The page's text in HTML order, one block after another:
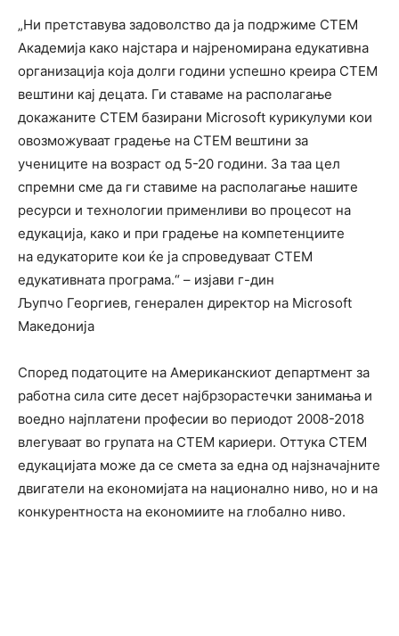
„Ни претставува задоволство да ја подржиме СТЕМ
Академија како најстара и најреномирана едукативна
организација која долги години успешно креира СТЕМ
вештини кај децата. Ги ставаме на располагање
докажаните СТЕМ базирани Microsoft курикулуми кои
овозможуваат градење на СТЕМ вештини за
учениците на возраст од 5-20 години. За таа цел
спремни сме да ги ставиме на располагање нашите
ресурси и технологии применливи во процесот на
едукација, како и при градење на компетенциите
на едукаторите кои ќе ја спроведуваат СТЕМ
едукативната програма.“ – изјави г-дин
Љупчо Георгиев, генерален директор на Microsoft
Македонија
Според податоците на Американскиот департмент за
работна сила сите десет најбрзорастечки занимања и
воедно најплатени професии во периодот 2008-2018
влегуваат во групата на СТЕМ кариери. Оттука СТЕМ
едукацијата може да се смета за една од најзначајните
двигатели на економијата на национално ниво, но и на
конкурентноста на економиите на глобално ниво.